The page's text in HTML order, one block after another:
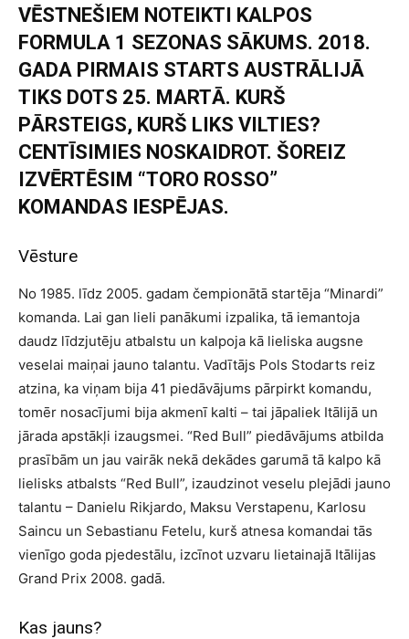
VĒSTNEŠIEM NOTEIKTI KALPOS
FORMULA 1 SEZONAS SĀKUMS. 2018.
GADA PIRMAIS STARTS AUSTRĀLIJĀ
TIKS DOTS 25. MARTĀ. KURŠ
PĀRSTEIGS, KURŠ LIKS VILTIES?
CENTĪSIMIES NOSKAIDROT. ŠOREIZ
IZVĒRTĒSIM “TORO ROSSO”
KOMANDAS IESPĒJAS.
Vēsture
No 1985. līdz 2005. gadam čempionātā startēja “Minardi”
komanda. Lai gan lieli panākumi izpalika, tā iemantoja
daudz līdzjutēju atbalstu un kalpoja kā lieliska augsne
veselai maiņai jauno talantu. Vadītājs Pols Stodarts reiz
atzina, ka viņam bija 41 piedāvājums pārpirkt komandu,
tomēr nosacījumi bija akmenī kalti – tai jāpaliek Itālijā un
jārada apstākļi izaugsmei. “Red Bull” piedāvājums atbilda
prasībām un jau vairāk nekā dekādes garumā tā kalpo kā
lielisks atbalsts “Red Bull”, izaudzinot veselu plejādi jauno
talantu – Danielu Rikjardo, Maksu Verstapenu, Karlosu
Saincu un Sebastianu Fetelu, kurš atnesa komandai tās
vienīgo goda pjedestālu, izcīnot uzvaru lietainajā Itālijas
Grand Prix 2008. gadā.
Kas jauns?